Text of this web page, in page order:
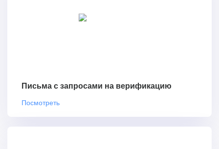
Письма с запросами на верификацию
Посмотреть